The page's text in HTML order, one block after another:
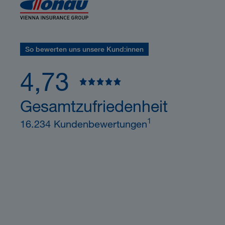
So bewerten uns unsere Kund:innen
4,73
Gesamtzufriedenheit
16.234 Kundenbewertungen1